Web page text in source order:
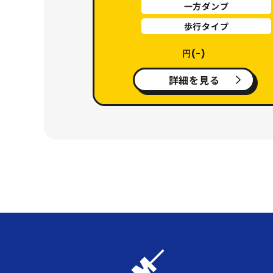
一方ダンプ
歩行タイプ
円(-)
詳細を見る